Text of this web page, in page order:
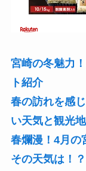
宮崎の冬魅力
ト紹介
春の訪れを感
い天気と観光地
春爛漫！4月の
その天気は！？